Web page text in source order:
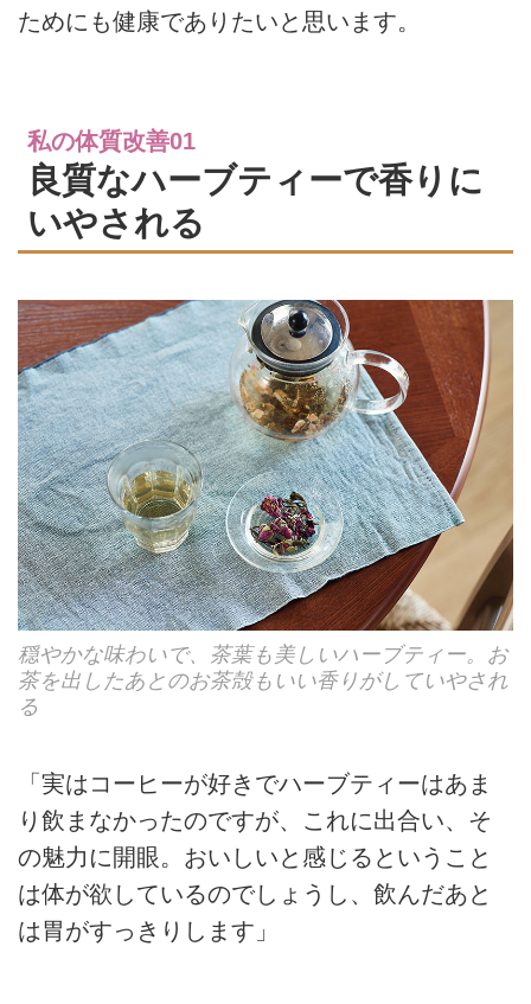
ためにも健康でありたいと思います。
私の体質改善01
良質なハーブティーで香りに
いやされる
穏やかな味わいで、茶葉も美しいハーブティー。お
茶を出したあとのお茶殻もいい香りがしていやされ
る
「実はコーヒーが好きでハーブティーはあま
り飲まなかったのですが、これに出合い、そ
の魅力に開眼。おいしいと感じるということ
は体が欲しているのでしょうし、飲んだあと
は胃がすっきりします」